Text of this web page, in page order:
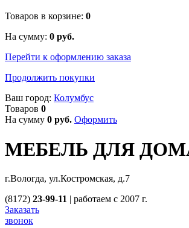
Товаров в корзине: 0
На сумму: 0 руб.
Перейти к оформлению заказа
Продолжить покупки
Ваш город: Колумбус
Товаров 0
На сумму 0 руб. Оформить
МЕБЕЛЬ ДЛЯ
г.Вологда, ул.Костромская, д.7
(8172) 23-99-11 | работаем с 2007 г.
Заказать
звонок